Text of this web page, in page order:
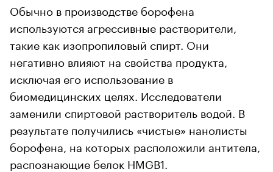
Обычно в производстве борофена
используются агрессивные растворители,
такие как изопропиловый спирт. Они
негативно влияют на свойства продукта,
исключая его использование в
биомедицинских целях. Исследователи
заменили спиртовой растворитель водой. В
результате получились «чистые» нанолисты
борофена, на которых расположили антитела,
распознающие белок HMGB1.